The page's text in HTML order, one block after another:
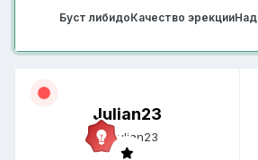
Буст либидоКачество эрекции
Julian23